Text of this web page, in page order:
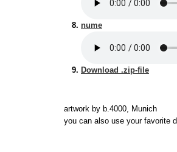
nume
Download .zip-file
artwork by b.4000, Munich
you can also use your favorite